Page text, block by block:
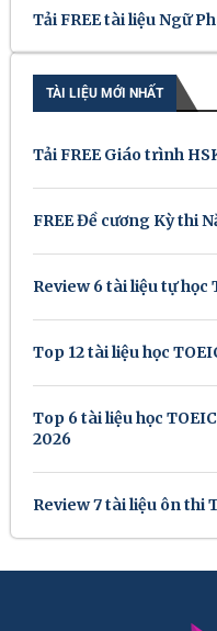
Tải FREE tài liệu Ngữ
TÀI LIỆU MỚI NHẤT
Tải FREE Giáo trình
FREE Đề cương Kỳ thi
Review 6 tài liệu tự học
Top 12 tài liệu học
Top 6 tài liệu học
2026
Review 7 tài liệu ôn thi